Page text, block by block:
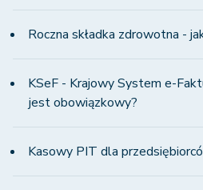
Roczna składka zdrowotna -
KSeF - Krajowy System e-
jest obowiązkowy?
Kasowy PIT dla